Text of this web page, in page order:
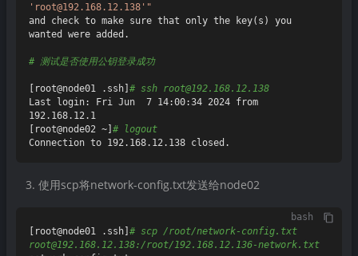
'root@192.168.12.138'"
and check to make sure that only the key(s) you
wanted were added.
# 测试是否使用公钥登录成功
[root@node01 .ssh] # ssh root@192.168.12.138
Last login: Fri Jun  7 14:00:34 2024 from
192.168.12.1
[root@node02 ~] # logout
使用scp将network-config.txt发送给node02
bash
[root@node01 .ssh] # scp /root/network-config.txt
root@192.168.12.138:/root/192.168.12.136-network.txt